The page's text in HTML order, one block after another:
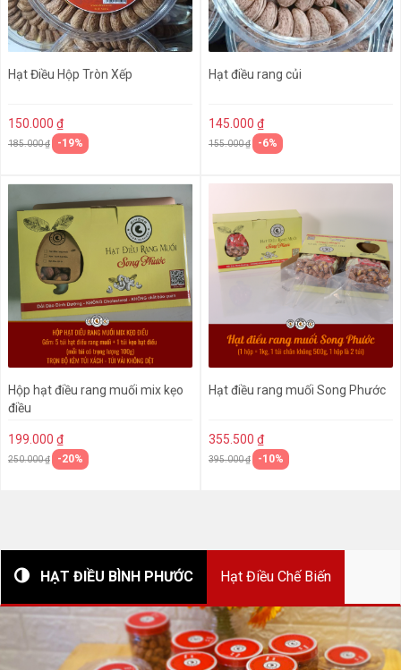
Hạt Điều Hộp Tròn Xếp
150.000 ₫
185.000 ₫ -19%
Hạt điều rang củi
145.000 ₫
155.000 ₫ -6%
Hộp hạt điều rang muối mix kẹo
điều
199.000 ₫
250.000 ₫ -20%
Hạt điều rang muối Song Phước
355.500 ₫
395.000 ₫ -10%
HẠT ĐIỀU BÌNH PHƯỚC Hạt Điều Chế Biến